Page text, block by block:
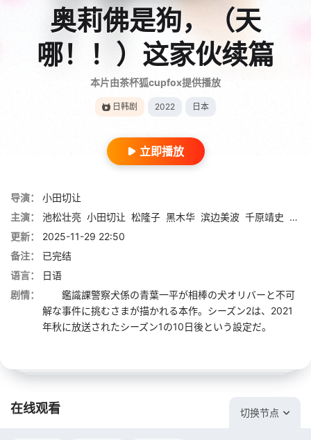
奥莉佛是狗，（天
哪！！）这家伙续篇
本片由茶杯狐cupfox提供播放
日韩剧 2022 日本
立即播放
导演：
小田切让
主演：
池松壮亮 小田切让 松隆子 黑木华 滨边美波 千原靖史 村
更新：
2025-11-29 22:50
备注：
已完结
语言：
日语
剧情：
鑑識課警察犬係の青葉一平が相棒の犬オリバーと不可
解な事件に挑むさまが描かれる本作。シーズン2は、2021
年秋に放送されたシーズン1の10日後という設定だ。
在线观看 切换节点